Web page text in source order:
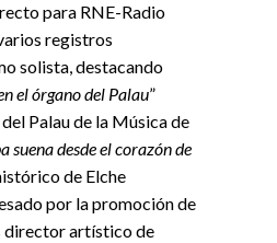
para RNE-Radio
registros
solista, destacando
el órgano del Palau”
Palau de la Música de
suena desde el corazón de
de Elche
por lapromoción de
director artístico de